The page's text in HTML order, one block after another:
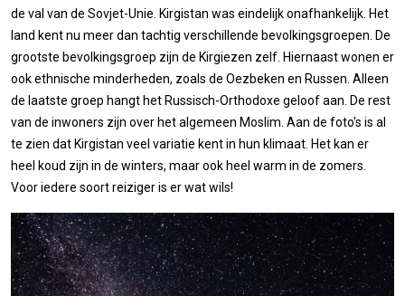
de val van de Sovjet-Unie. Kirgistan was eindelijk onafhankelijk. Het
land kent nu meer dan tachtig verschillende bevolkingsgroepen. De
grootste bevolkingsgroep zijn de Kirgiezen zelf. Hiernaast wonen er
ook ethnische minderheden, zoals de Oezbeken en Russen. Alleen
de laatste groep hangt het Russisch-Orthodoxe geloof aan. De rest
van de inwoners zijn over het algemeen Moslim. Aan de foto's is al
te zien dat Kirgistan veel variatie kent in hun klimaat. Het kan er
heel koud zijn in de winters, maar ook heel warm in de zomers.
Voor iedere soort reiziger is er wat wils!